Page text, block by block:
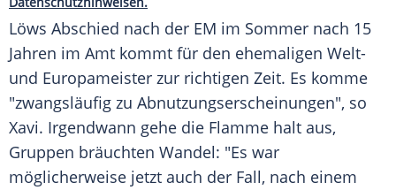
Löws Abschied nach der EM im Sommer nach 15
Jahren im Amt kommt für den ehemaligen Welt-
und Europameister zur richtigen Zeit. Es komme
"zwangsläufig zu Abnutzungserscheinungen", so
Xavi. Irgendwann gehe die Flamme halt aus,
Gruppen bräuchten Wandel: "Es war
möglicherweise jetzt auch der Fall, nach einem